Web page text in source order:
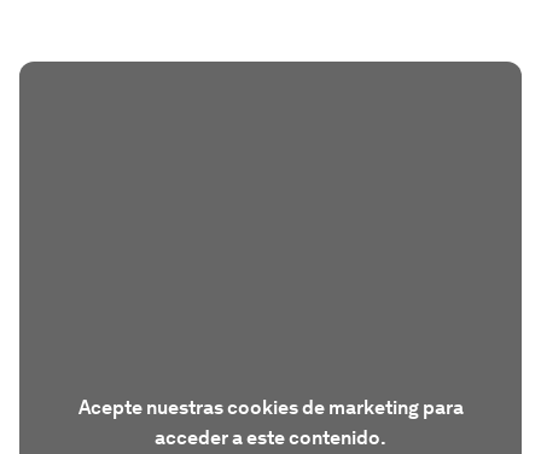
Acepte nuestras cookies de marketing para
acceder a este contenido.